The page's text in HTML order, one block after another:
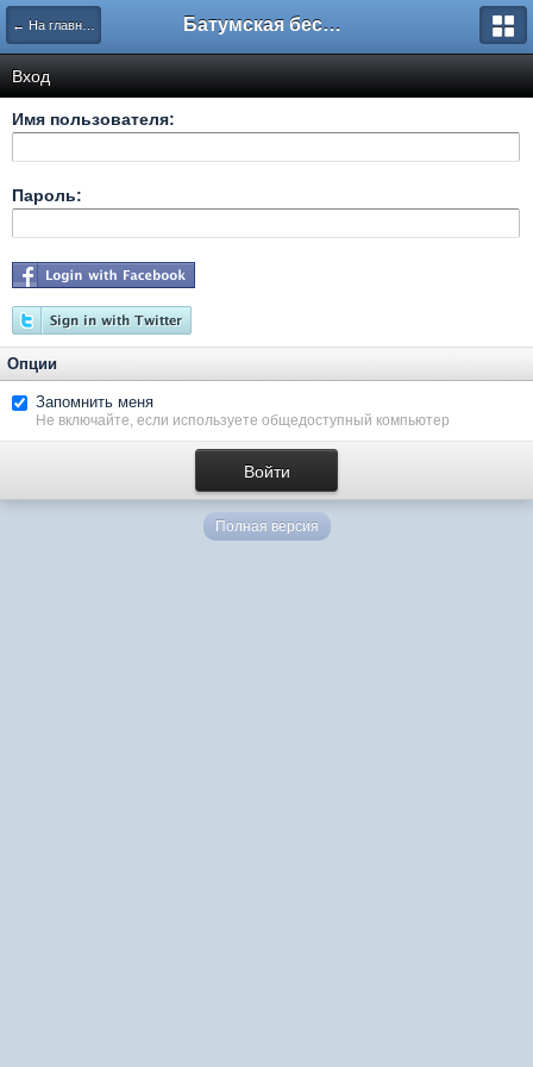
← На главную Батумская беседка
Вход
Имя пользователя:
Пароль:
Опции
Запомнить меня
Не включайте, если используете общедоступный компьютер
Полная версия